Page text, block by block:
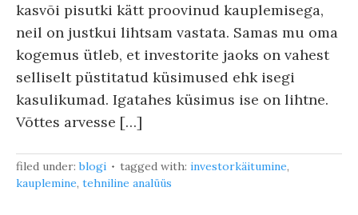
kasvõi pisutki kätt proovinud kauplemisega,
neil on justkui lihtsam vastata. Samas mu oma
kogemus ütleb, et investorite jaoks on vahest
selliselt püstitatud küsimused ehk isegi
kasulikumad. Igatahes küsimus ise on lihtne.
Võttes arvesse […]
filed under:blogi tagged with: investorkäitumine,
kauplemine, tehniline analüüs